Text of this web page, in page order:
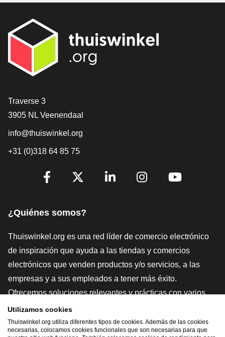
[_General:Contact]
Traverse 3
3905 NL Veenendaal
info@thuiswinkel.org
+31 (0)318 64 85 75
[_General:SocialMediaTitle]
¿Quiénes somos?
Thuiswinkel.org es una red líder de comercio electrónico
de inspiración que ayuda a las tiendas y comercios
electrónicos que venden productos y/o servicios, a las
empresas y a sus empleados a tener más éxito.
Ofrecemos soluciones relevantes y prácticas con varios
sellos de confianza, Thuiswinkel Reviews, herramientas y
asesoramiento jurídico, defensa, estudios de mercado, y
tenemos nuestra propia plataforma educativa, la
Utilizamos cookies
Thuiswinkel.org utiliza diferentes tipos de cookies. Además de las cookies
necesarias, colocamos cookies funcionales que son necesarias para que